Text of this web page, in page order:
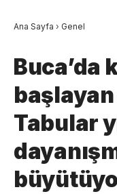
Ana Sayfa › Genel
Buca’da
Tabular